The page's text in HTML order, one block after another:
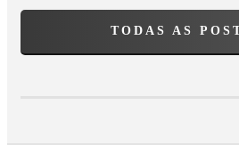
TODAS AS